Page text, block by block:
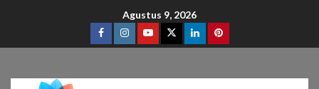
Agustus 9, 2026